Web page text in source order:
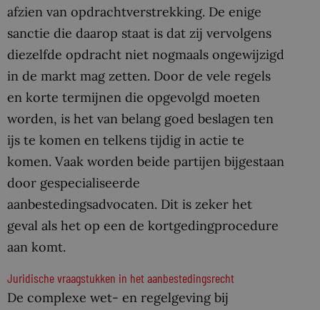
afzien van opdrachtverstrekking. De enige
sanctie die daarop staat is dat zij vervolgens
diezelfde opdracht niet nogmaals ongewijzigd
in de markt mag zetten. Door de vele regels
en korte termijnen die opgevolgd moeten
worden, is het van belang goed beslagen ten
ijs te komen en telkens tijdig in actie te
komen. Vaak worden beide partijen bijgestaan
door gespecialiseerde
aanbestedingsadvocaten. Dit is zeker het
geval als het op een de kortgedingprocedure
aan komt.
Juridische vraagstukken in het aanbestedingsrecht
De complexe wet- en regelgeving bij